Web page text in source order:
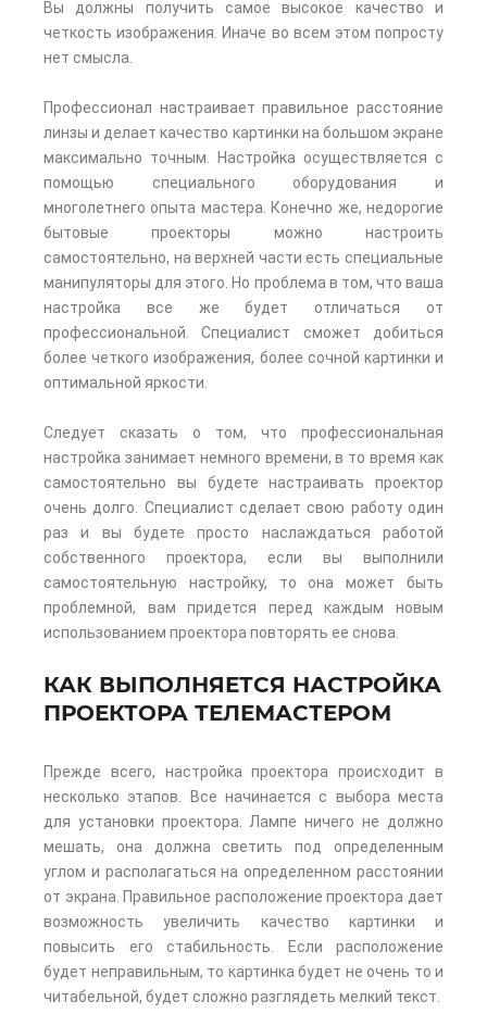
Вы должны получить самое высокое качество и
четкость изображения. Иначе во всем этом попросту
нет смысла.
Профессионал настраивает правильное расстояние
линзы и делает качество картинки на большом экране
максимально точным. Настройка осуществляется с
помощью специального оборудования и
многолетнего опыта мастера. Конечно же, недорогие
бытовые проекторы можно настроить
самостоятельно, на верхней части есть специальные
манипуляторы для этого. Но проблема в том, что ваша
настройка все же будет отличаться от
профессиональной. Специалист сможет добиться
более четкого изображения, более сочной картинки и
оптимальной яркости.
Следует сказать о том, что профессиональная
настройка занимает немного времени, в то время как
самостоятельно вы будете настраивать проектор
очень долго. Специалист сделает свою работу один
раз и вы будете просто наслаждаться работой
собственного проектора, если вы выполнили
самостоятельную настройку, то она может быть
проблемной, вам придется перед каждым новым
использованием проектора повторять ее снова.
КАК ВЫПОЛНЯЕТСЯ НАСТРОЙКА
ПРОЕКТОРА ТЕЛЕМАСТЕРОМ
Прежде всего, настройка проектора происходит в
несколько этапов. Все начинается с выбора места
для установки проектора. Лампе ничего не должно
мешать, она должна светить под определенным
углом и располагаться на определенном расстоянии
от экрана. Правильное расположение проектора дает
возможность увеличить качество картинки и
повысить его стабильность. Если расположение
будет неправильным, то картинка будет не очень то и
читабельной, будет сложно разглядеть мелкий текст.